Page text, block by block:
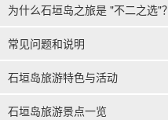
为什么石垣岛之旅是 "不二之选"？
常见问题和说明
石垣岛旅游特色与活动
石垣岛旅游景点一览